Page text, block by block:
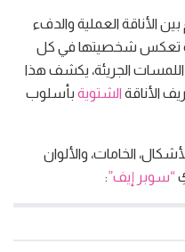
الأناقة العملية والدفء
تعكس شخصيتها في كل
الجريئة، يكشف هذا
الأناقة الشتوية بأسلوب
الخامات، والألوان
“سوبر إيف”: